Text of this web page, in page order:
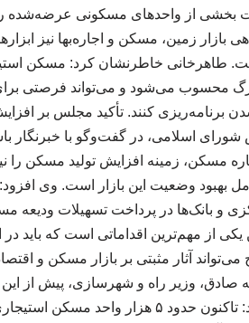
است بخشی از واحدهای مسکونی
بازار زمین، مسکن و اجاره‌بها نیز
خاطرنشان کرد: مسکن
محسوب می‌شود و می‌تواند فرصتی برای
برنامه‌ریزی کنند. تأکید مجلس بر
اسلامی، در گفت‌وگو با خبرنگار
اجاره مسکن، زمینه افزایش تولید مسکن
بهبود وضعیت این بازار است. وی
و بانک‌ها در پرداخت تسهیلات ودیعه
از مهم‌ترین اقداماتی است که باید
وزیر راه و شهرسازی، پیش از این
استیجاری در کشور اظهار کرده بود: تاکنون